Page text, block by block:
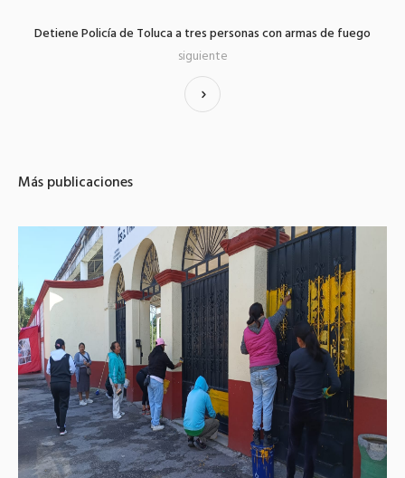
Detiene Policía de Toluca a tres personas con armas de fuego
siguiente
Más publicaciones